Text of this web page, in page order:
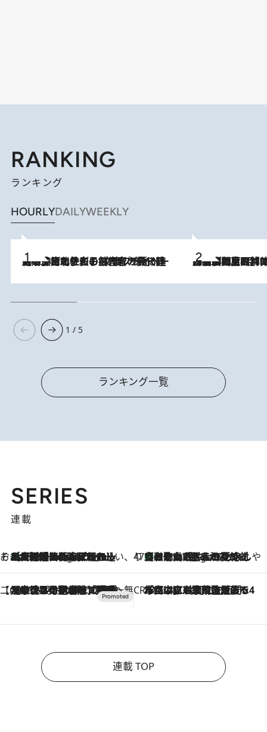
RANKING
ランキング
HOURLYDAILYWEEKLY
2026.8.3
《「文士の子ども被害者の会」発足！》阿川佐和子（72）が語る遠藤周作に北杜夫、劇作家・矢代静一の子どもたちの“文豪プライベート事件簿” 2026.8.8
「最後に見られてよかった」上野動物園の東園パンダ舎が解体前に特別公開。8月16日まで延長されたパネル展と共に辿る“半世紀”のパンダ飼育《解体工事の図面あり》
1 / 5
ランキング一覧
SERIES
連載
そおだよおこの関西おいしい、おやつ紀行
3 Hours Ago
［大阪府箕面市］一皿一皿目の前で仕上げられる、料理を巧みに組み込んだアシェットデセールコース「ミチル アシェット デセール（Michiru assiette dessert）」 47都道府県の手みやげ ひんやりスイーツで夏を満喫
3 Hours Ago
【和歌山県】この夏絶対食べたい 冷やしておいしいおやつ3選 みかんがごろっと丸ごと入ったジュレ
【CREA×星野リゾート】唯一無二。癒しと発見が待つ場所へ
2026.8.7
【トンボの足水浴】ヒノキの香りに包まれて涼感マックス！約13℃の湧水かけ流しを避暑地「星野温泉 トンボの湯」で体験 CREA'S CHOICE
2026.8.7
「立川にも歌舞伎があるんだよ」 片岡仁左衛門・市川中車ら豪華座組みで4年目の立川立飛歌舞伎へ
連載 TOP